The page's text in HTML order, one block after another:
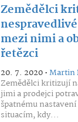
Zemědělci
mezi nimi a
řetězci
20. 7. 2020 •Martin
Zemědělci kritizují
jimi a prodejci
špatnému
situacím, kdy...